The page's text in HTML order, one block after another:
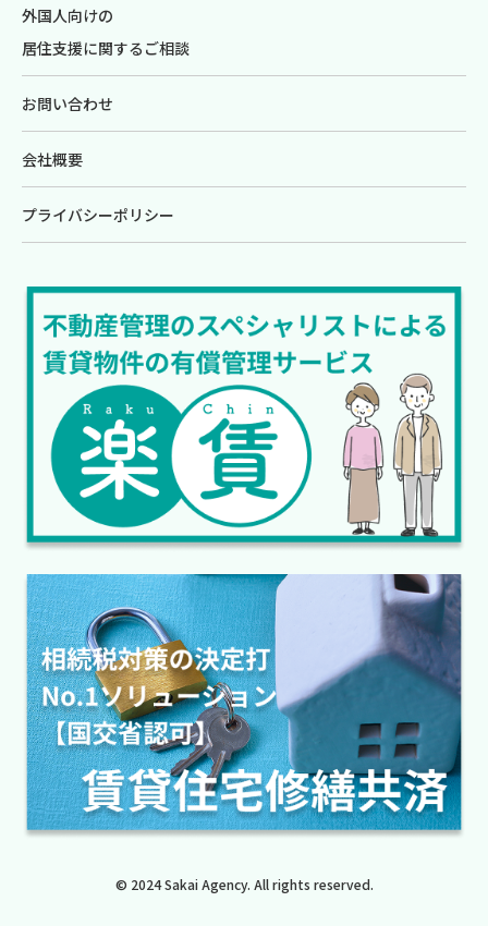
外国人向けの
居住支援に関するご相談
お問い合わせ
会社概要
プライバシーポリシー
© 2024 Sakai Agency. All rights reserved.